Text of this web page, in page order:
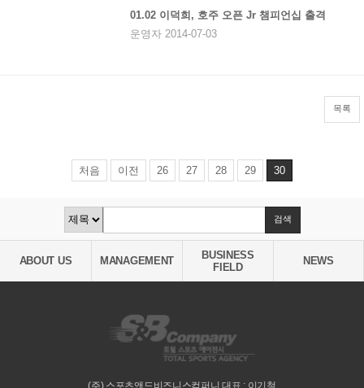
01.02 이덕희, 호주 오픈 Jr 챔피언십 출격
운영자 2014-07-03
목록
처음 이전 26 27 28 29 30
ABOUT US MANAGEMENT
BUSINESS
FIELD
NEWS
(주) 스포츠앤드비즈니스컴퍼니 대표 : 이기철